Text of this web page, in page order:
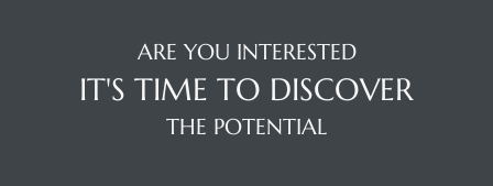
ARE YOU INTERESTED
IT'S TIME TO DISCOVER
THE POTENTIAL